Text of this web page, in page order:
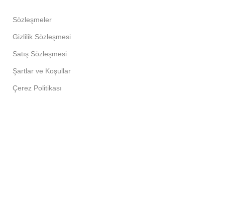
Sözleşmeler
Gizlilik Sözleşmesi
Satış Sözleşmesi
Şartlar ve Koşullar
Çerez Politikası